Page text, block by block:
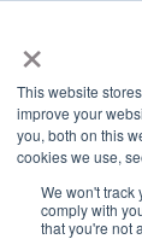
×
This website
improve your
you, both on this
cookies we use,
We won't track
comply with
that you're not
Hauptinhalt
springen